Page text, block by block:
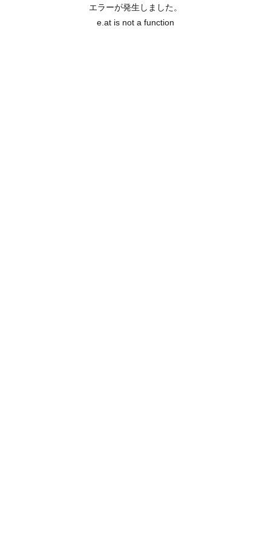
エラーが発生しました。
e.at is not a function